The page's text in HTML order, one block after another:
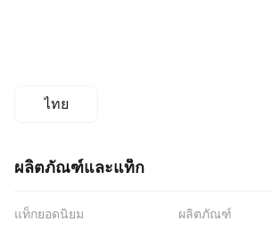
ไทย
ผลิตภัณฑ์และแท็ก
แท็กยอดนิยม
ผลิตภัณฑ์